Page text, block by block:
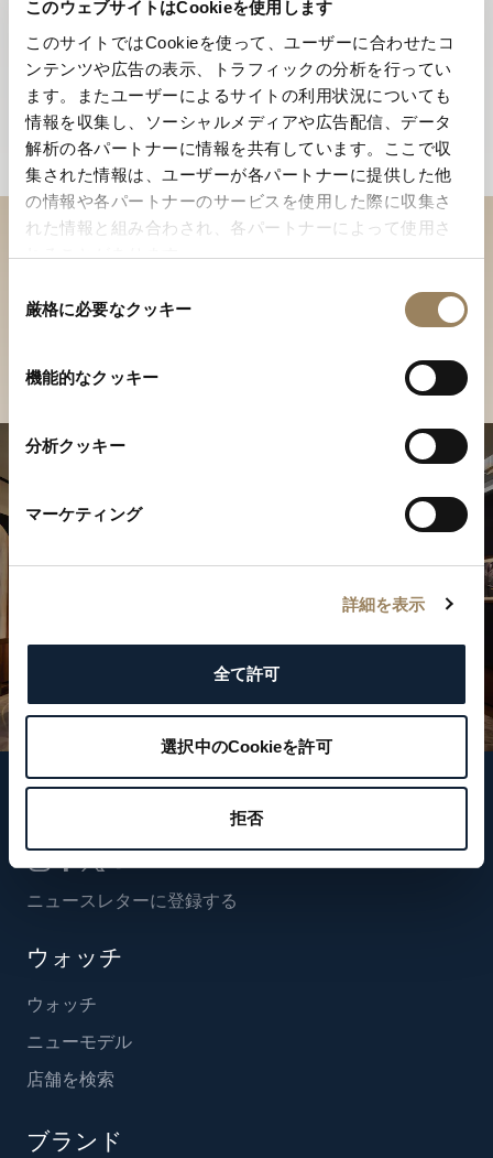
このウェブサイトはCookieを使用します
このサイトではCookieを使って、ユーザーに合わせたコ
ンテンツや広告の表示、トラフィックの分析を行ってい
ます。またユーザーによるサイトの利用状況についても
情報を収集し、ソーシャルメディアや広告配信、データ
解析の各パートナーに情報を共有しています。ここで収
集された情報は、ユーザーが各パートナーに提供した他
の情報や各パートナーのサービスを使用した際に収集さ
れた情報と組み合わされ、各パートナーによって使用さ
れることがあります。
厳格に必要なクッキー
機能的なクッキー
分析クッキー
マーケティング
詳細を表示
全て許可
選択中のCookieを許可
拒否
ブティックでコレクションを
ご覧ください
ニュースレターに登録する
ウォッチ
ウォッチ
ニューモデル
店舗を検索
ブランド